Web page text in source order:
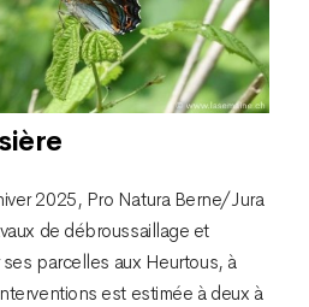
2025, Pro Natura Berne/Jura
de débroussaillage et
parcelles aux Heurtous, à
est estimée à deux à